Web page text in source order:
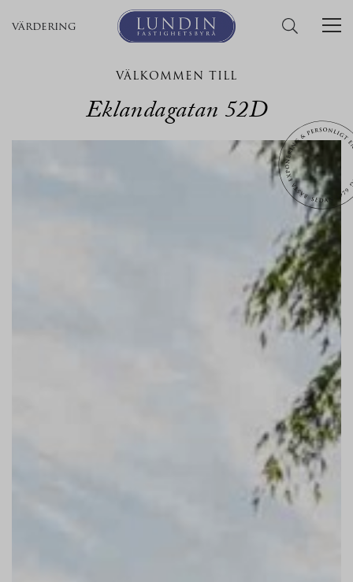
värdering
VÄLKOMMEN TILL
Eklandagatan 52D